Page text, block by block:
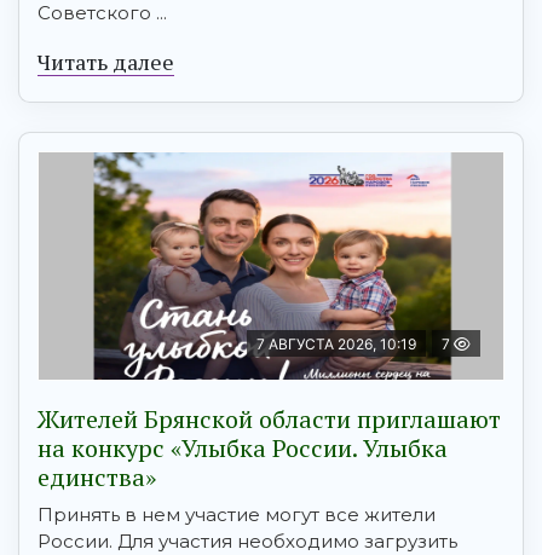
Советского ...
Читать далее
7 АВГУСТА 2026, 10:19 7
Жителей Брянской области приглашают
на конкурс «Улыбка России. Улыбка
единства»
Принять в нем участие могут все жители
России. Для участия необходимо загрузить